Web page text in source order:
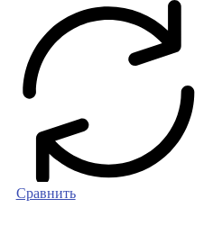
Сравнить